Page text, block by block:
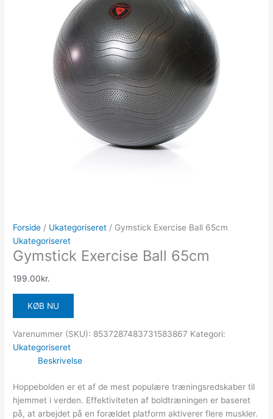
Forside / Ukategoriseret / Gymstick Exercise Ball 65cm
Ukategoriseret
Gymstick Exercise Ball 65cm
199.00kr.
KØB NU
Varenummer (SKU): 8537287483731583867 Kategori:
Ukategoriseret
Beskrivelse
Hoppebolden er et af de mest populære træningsredskaber til
hjemmet i verden. Effektiviteten af boldtræningen er baseret
på, at arbejdet på en forældet platform aktiverer flere muskler.